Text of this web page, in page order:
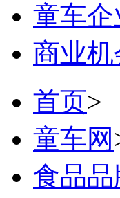
童车企
商业机
首页>
童车网
食品品